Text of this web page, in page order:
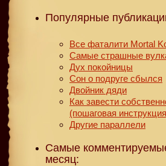
Популярные
Все фаталити Mortal
Самые страшные
Дух покойницы
Сон о подруге сбылся
Двойник дяди
Как завести
(пошаговая
Другие параллели
Самые
месяц: